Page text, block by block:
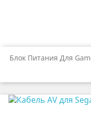
Блок Питания Для
 Быстрый